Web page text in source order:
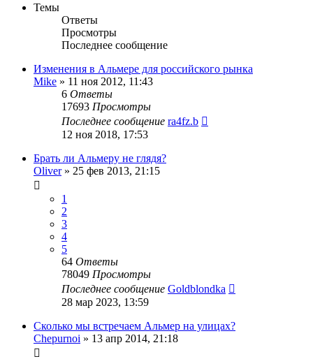
Темы
Ответы
Просмотры
Последнее сообщение
Изменения в Альмере для российского рынка
Mike » 11 ноя 2012, 11:43
6 Ответы
17693 Просмотры
Последнее сообщение ra4fz.b
12 ноя 2018, 17:53
Брать ли Альмеру не глядя?
Oliver» 25 фев 2013, 21:15
1
2
3
4
5
64 Ответы
78049 Просмотры
Последнее сообщение Goldblondka
28 мар 2023, 13:59
Сколько мы встречаем Альмер на улицах?
Chepurnoi » 13 апр 2014, 21:18